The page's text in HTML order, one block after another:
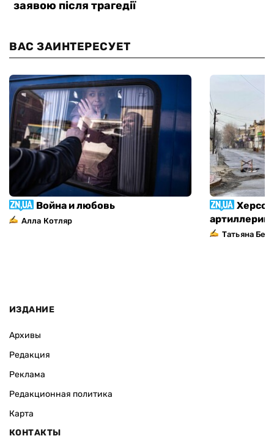
ВАС ЗАИНТЕРЕСУЕТ
Война и любовь
Алла Котляр
Татьяна
ИЗДАНИЕ
Архивы
Редакция
Реклама
Редакционная политика
Карта
КОНТАКТЫ